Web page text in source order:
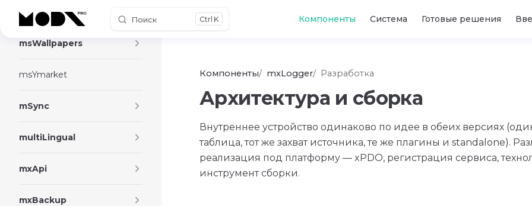
Skip to content Поиск K Компоненты Система Готовые решения
msViewCounter
msWallpapers
msYmarket
mSync
multiLingual
mxApi
mxBackup
Компоненты mxLogger Разработка
Архитектура и сборка
Внутреннее устройство одинаково по идее в обеих версиях
таблица, тот же захват источника, те же плагины и standalone).
реализация под платформу — xPDO, регистрация сервиса,
инструмент сборки.